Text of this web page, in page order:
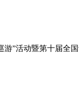
游”活动暨第十届